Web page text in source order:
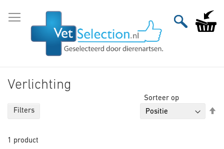
naar
Verlichting
1 product
Sorteer op
Filters